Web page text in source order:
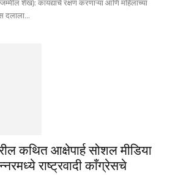
शेख): कायद्याचे रक्षण करणाऱ्या आणि महिलांच्या
दलाला...
कथित आक्षेपार्ह सोशल मीडिया
राष्ट्रवादी काँग्रेसचे